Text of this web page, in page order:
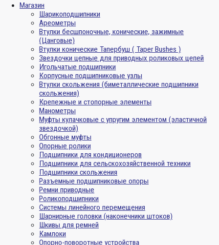
Магазин
Шарикоподшипники
Ареометры
Втулки бесшпоночные, конические, зажимные
(Цанговые)
Втулки конические Тапербуш ( Taper Bushes )
Звездочки цепные для приводных роликовых цепей
Игольчатые подшипники
Корпусные подшипниковые узлы
Втулки скольжения (биметаллические подшипники
скольжения)
Крепежные и стопорные элементы
Манометры
Муфты кулачковые с упругим элементом (эластичной
звездочкой)
Обгонные муфты
Опорные ролики
Подшипники для кондиционеров
Подшипники для сельскохозяйственной техники
Подшипники скольжения
Разъемные подшипниковые опоры
Ремни приводные
Роликоподшипники
Системы линейного перемещения
Шарнирные головки (наконечники штоков)
Шкивы для ремней
Камлоки
Опорно-поворотные устройства